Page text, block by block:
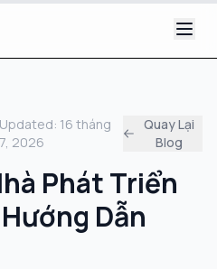
Video AI
dẫn
Updated: 16 tháng
7, 2026
Quay Lại
Blog
Phát Triển
Dẫn